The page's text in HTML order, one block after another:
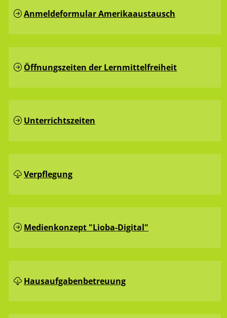
Anmeldeformular Amerikaaustausch
Öffnungszeiten der Lernmittelfreiheit
Unterrichtszeiten
Verpflegung
Medienkonzept "Lioba-Digital"
Hausaufgaben­betreuung